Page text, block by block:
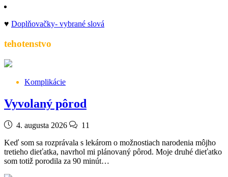
♥ Doplňovačky- vybrané slová
tehotenstvo
Komplikácie
Vyvolaný pôrod
4. augusta 2026
11
Keď som sa rozprávala s lekárom o možnostiach narodenia môjho
tretieho dieťatka, navrhol mi plánovaný pôrod. Moje druhé dieťatko
som totiž porodila za 90 minút…